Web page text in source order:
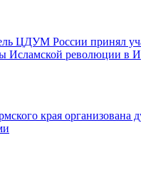
ЦДУМ России принял
Исламской революции в
края организована